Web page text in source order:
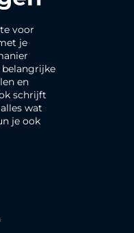
voor
je
en
schrijft
wat
je ook